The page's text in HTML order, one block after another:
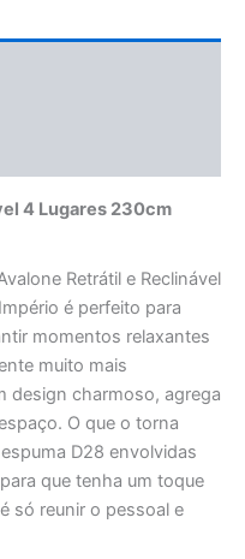
4 Lugares 230cm
Retrátil e Reclinável
é perfeito para
momentos relaxantes
muito mais
design charmoso, agrega
O que o torna
D28 envolvidas
que tenha um toque
só reunir o pessoal e